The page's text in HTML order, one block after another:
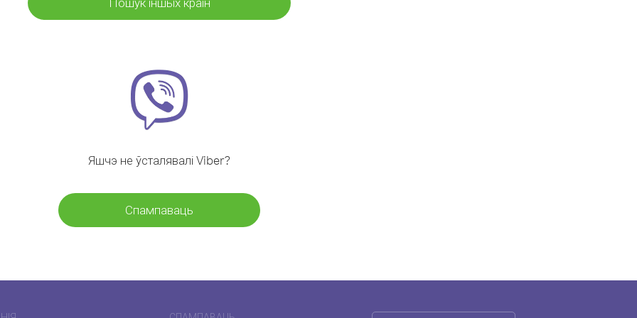
Яшчэ не ўсталявалі Viber?
Спампаваць